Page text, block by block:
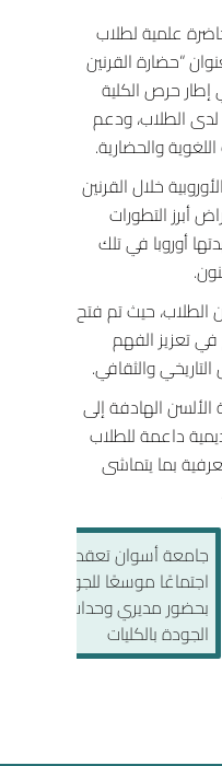
علمية لطلاب
“حضارة القرنين
حرص الكلية
لدى الطلاب، ودعم
والحضارية.
خلال القرنين
أبرز التطورات
أوروبا في تلك
الطلاب، حيث تم فتح
تعزيز الفهم
والثقافي.
الهادفة إلى
داعمة للطلاب
بما يتماشى
جامعة أسوان تعقد
اجتماعًا موسعًا للجودة
بحضور مديري وحدات
الجودة بالكليات